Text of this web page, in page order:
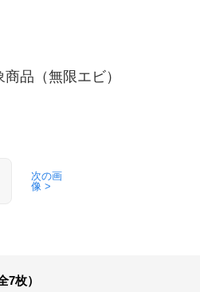
品（無限エビ）
次の画
像 >
7枚）